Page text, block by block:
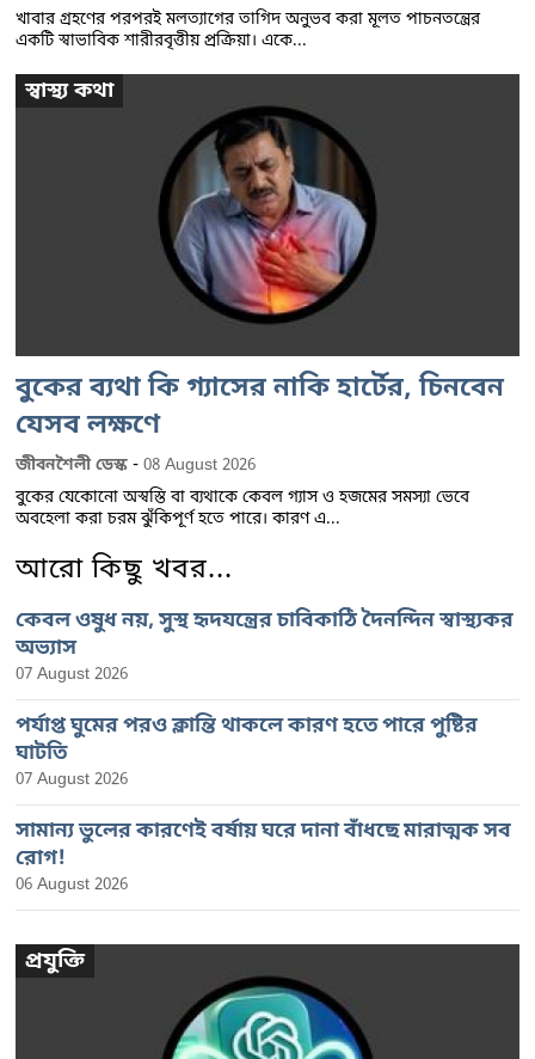
খাবার গ্রহণের পরপরই মলত্যাগের তাগিদ অনুভব করা মূলত পাচনতন্ত্রের
একটি স্বাভাবিক শারীরবৃত্তীয় প্রক্রিয়া। একে...
স্বাস্থ্য কথা
বুকের ব্যথা কি গ্যাসের নাকি হার্টের, চিনবেন
যেসব লক্ষণে
জীবনশৈলী ডেস্ক - 08 August 2026
বুকের যেকোনো অস্বস্তি বা ব্যথাকে কেবল গ্যাস ও হজমের সমস্যা ভেবে
অবহেলা করা চরম ঝুঁকিপূর্ণ হতে পারে। কারণ এ...
আরো কিছু খবর...
কেবল ওষুধ নয়, সুস্থ হৃদযন্ত্রের চাবিকাঠি দৈনন্দিন স্বাস্থ্যকর
অভ্যাস
07 August 2026
পর্যাপ্ত ঘুমের পরও ক্লান্তি থাকলে কারণ হতে পারে পুষ্টির
ঘাটতি
07 August 2026
সামান্য ভুলের কারণেই বর্ষায় ঘরে দানা বাঁধছে মারাত্মক সব
রোগ!
06 August 2026
প্রযুক্তি